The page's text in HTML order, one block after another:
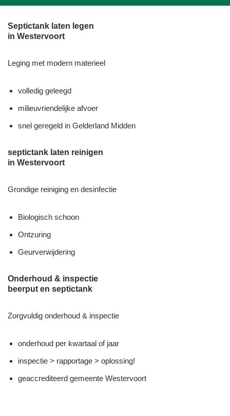
Septictank laten legen
in Westervoort
Leging met modern materieel
volledig geleegd
milieuvriendelijke afvoer
snel geregeld in Gelderland Midden
septictank laten reinigen
in Westervoort
Grondige reiniging en desinfectie
Biologisch schoon
Ontzuring
Geurverwijdering
Onderhoud & inspectie
beerput en septictank
Zorgvuldig onderhoud & inspectie
onderhoud per kwartaal of jaar
inspectie > rapportage > oplossing!
geaccrediteerd gemeente Westervoort